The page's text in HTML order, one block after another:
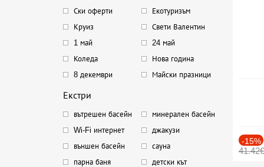
Ски оферти
Екотуризъм
Круиз
Свети Валентин
1 май
24 май
Коледа
Нова година
8 декември
Майски празници
Екстри
вътрешен басейн
минерален басейн
Wi-Fi интернет
джакузи
външен басейн
сауна
парна баня
детски кът
-15%
41.42€